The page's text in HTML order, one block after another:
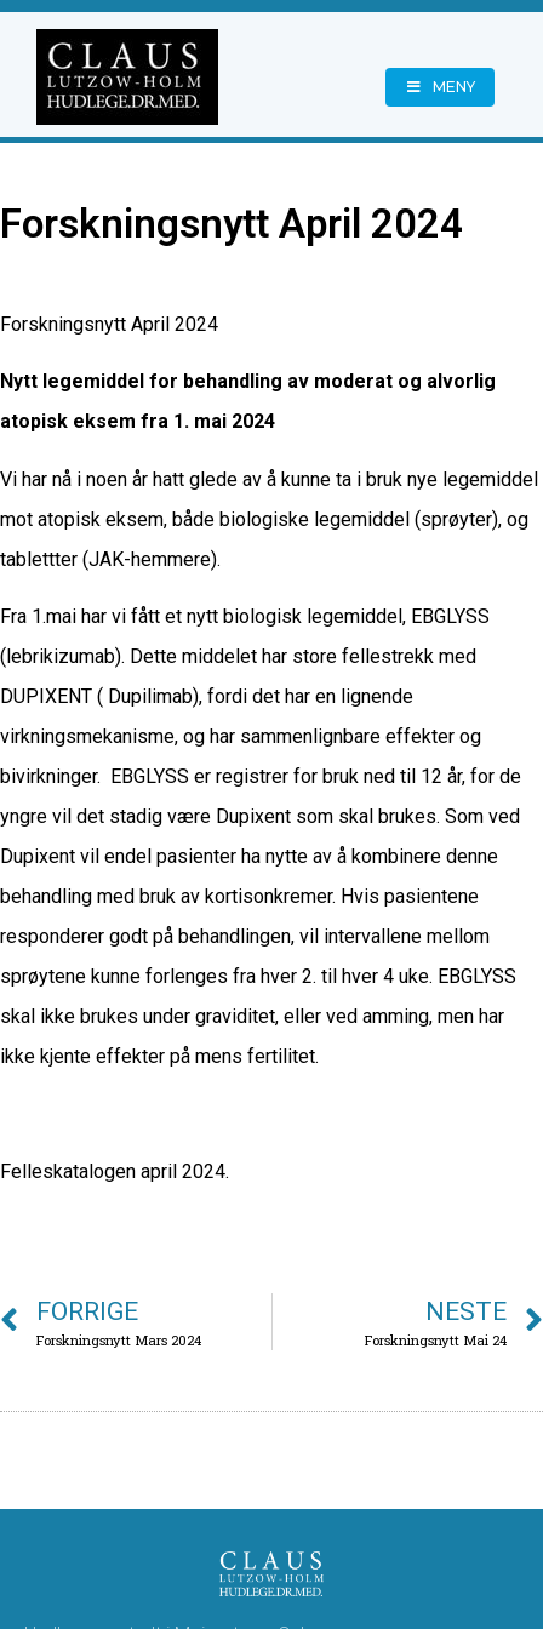
MENY
Forskningsnytt April 2024
Forskningsnytt April 2024
Nytt legemiddel for behandling av moderat og alvorlig
atopisk eksem fra 1. mai 2024
Vi har nå i noen år hatt glede av å kunne ta i bruk nye legemiddel
mot atopisk eksem, både biologiske legemiddel (sprøyter), og
tablettter (JAK-hemmere).
Fra 1.mai har vi fått et nytt biologisk legemiddel, EBGLYSS
(lebrikizumab). Dette middelet har store fellestrekk med
DUPIXENT ( Dupilimab), fordi det har en lignende
virkningsmekanisme, og har sammenlignbare effekter og
bivirkninger. EBGLYSS er registrer for bruk ned til 12 år, for de
yngre vil det stadig være Dupixent som skal brukes. Som ved
Dupixent vil endel pasienter ha nytte av å kombinere denne
behandling med bruk av kortisonkremer. Hvis pasientene
responderer godt på behandlingen, vil intervallene mellom
sprøytene kunne forlenges fra hver 2. til hver 4 uke. EBGLYSS
skal ikke brukes under graviditet, eller ved amming, men har
ikke kjente effekter på mens fertilitet.
Felleskatalogen april 2024.
FORRIGE
Forskningsnytt Mars 2024
NESTE
Forskningsnytt Mai 24